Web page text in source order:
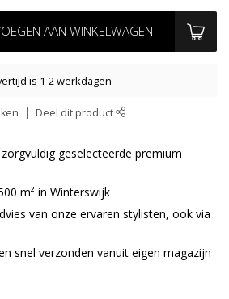
AAN WINKELWAGEN
is 1-2 werkdagen
Deel dit product
geselecteerde premium
m² in Winterswijk
van onze ervaren stylisten, ook via
snel verzonden vanuit eigen magazijn